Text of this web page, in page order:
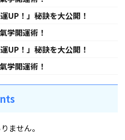
UP！」秘訣を大公開！
学開運術！
UP！」秘訣を大公開！
学開運術！
ません。